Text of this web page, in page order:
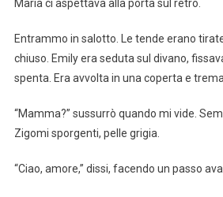
Maria ci aspettava alla porta sul retro.
Entrammo in salotto. Le tende erano
chiuso. Emily era seduta sul divano,
spenta. Era avvolta in una coperta e
“Mamma?” sussurrò quando mi vide.
Zigomi sporgenti, pelle grigia.
“Ciao, amore,” dissi, facendo un passo